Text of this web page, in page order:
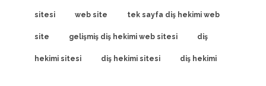
sitesi web site tek sayfa diş hekimi web
site gelişmiş diş hekimi web sitesi diş
hekimi sitesi diş hekimi sitesi diş hekimi